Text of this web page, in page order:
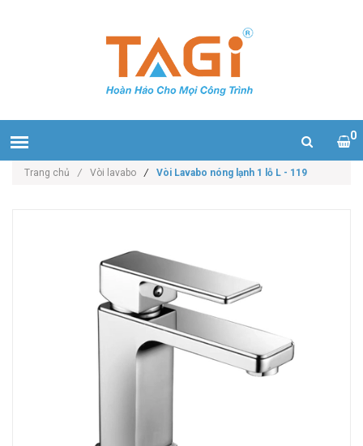
0
Trang chủ / Vòi lavabo / Vòi Lavabo nóng lạnh 1 lỗ L - 119